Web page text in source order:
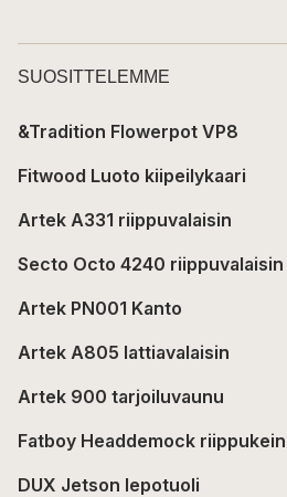
SUOSITTELEMME
&Tradition Flowerpot VP8
Fitwood Luoto kiipeilykaari
Artek A331 riippuvalaisin
Secto Octo 4240 riippuvalaisin
Artek PN001 Kanto
Artek A805 lattiavalaisin
Artek 900 tarjoiluvaunu
Fatboy Headdemock
DUX Jetson lepotuoli